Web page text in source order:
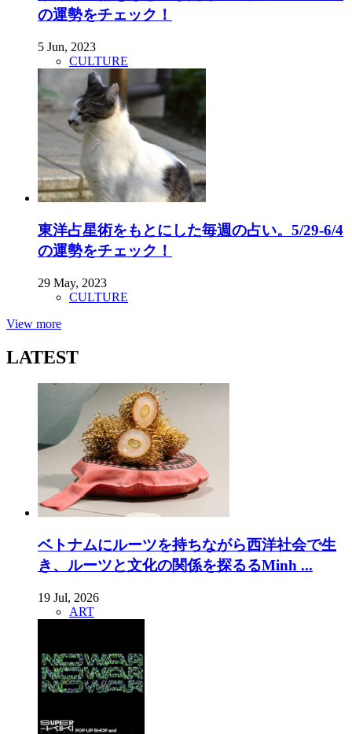
の運勢をチェック！
5 Jun, 2023
CULTURE
東洋占星術をもとにした毎週の占い。5/29-6/4
の運勢をチェック！
29 May, 2023
CULTURE
View more
LATEST
ベトナムにルーツを持ちながら西洋社会で生
き、ルーツと文化の関係を探るるMinh ...
19 Jul, 2026
ART